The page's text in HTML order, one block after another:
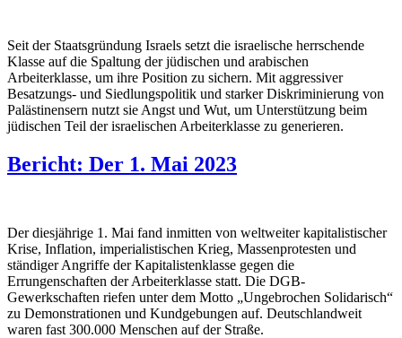
Seit der Staatsgründung Israels setzt die israelische herrschende
Klasse auf die Spaltung der jüdischen und arabischen
Arbeiterklasse, um ihre Position zu sichern. Mit aggressiver
Besatzungs- und Siedlungspolitik und starker Diskriminierung von
Palästinensern nutzt sie Angst und Wut, um Unterstützung beim
jüdischen Teil der israelischen Arbeiterklasse zu generieren.
Bericht: Der 1. Mai 2023
Der diesjährige 1. Mai fand inmitten von weltweiter kapitalistischer
Krise, Inflation, imperialistischen Krieg, Massenprotesten und
ständiger Angriffe der Kapitalistenklasse gegen die
Errungenschaften der Arbeiterklasse statt. Die DGB-
Gewerkschaften riefen unter dem Motto „Ungebrochen Solidarisch“
zu Demonstrationen und Kundgebungen auf. Deutschlandweit
waren fast 300.000 Menschen auf der Straße.